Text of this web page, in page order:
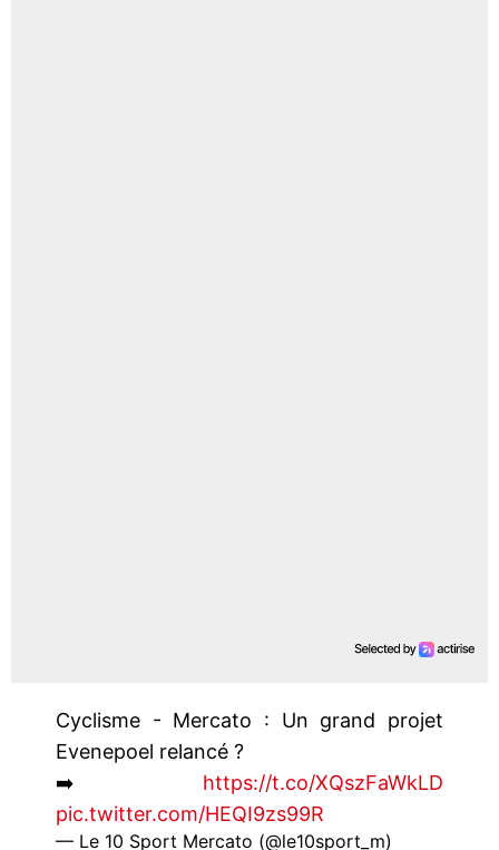
Cyclisme - Mercato : Un grand projet
Evenepoel relancé ?
➡️ https://t.co/XQszFaWkLD
pic.twitter.com/HEQI9zs99R
— Le 10 Sport Mercato (@le10sport_m)